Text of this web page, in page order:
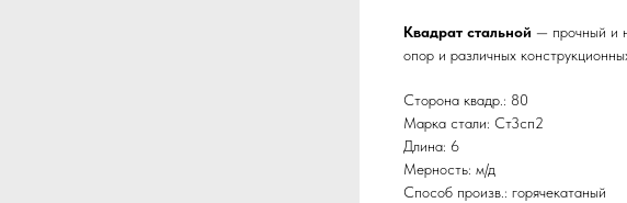
Квадрат стальной — прочный и
опор и различных
Сторона квадр.: 80
Марка стали: Ст3сп2
Длина: 6
Мерность: м/д
Способ произв.: горячекатаный